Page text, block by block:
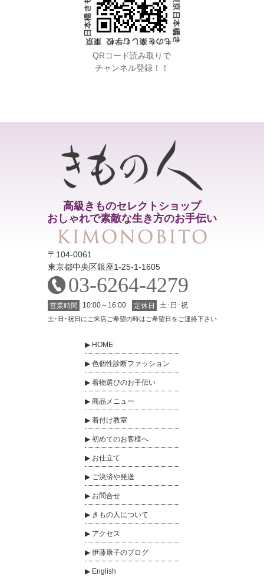
QRコード読み取りで
チャンネル登録！！
高級きものセレクトショップ
おしゃれで素敵な生き方のお手伝い
〒104-0061
東京都中央区銀座1-25-1-1605
03-6264-4279
営業時間 10:00～16:00 定休日 土･日･祝
土･日･祝日にご来店ご希望の時はご希望日をご連絡下さい
HOME
色個性診断ファッション
着物選びのお手伝い
商品メニュー
着付け教室
初めてのお客様へ
お仕立て
ご決済や発送
お問合せ
きもの人について
アクセス
伊藤康子のブログ
English